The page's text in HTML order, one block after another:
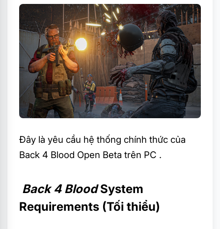
Đây là yêu cầu hệ thống chính thức của
Back 4 Blood Open Beta trên PC .
Back 4 BloodSystem
Requirements (Tối thiểu)